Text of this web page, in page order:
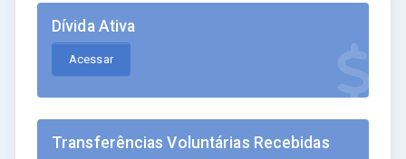
Dívida Ativa
Acessar
Transferências Voluntárias Recebidas